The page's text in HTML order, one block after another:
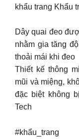
khẩu trang Khẩu
Dây quai đeo
nhằm gia tăng
thoải mái khi đeo
Thiết kế thông
mũi và miệng,
đặc biệt không
Tech
#khẩu_trang